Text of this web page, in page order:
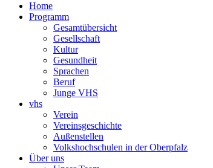
Home
Programm
Gesamtübersicht
Gesellschaft
Kultur
Gesundheit
Sprachen
Beruf
Junge VHS
vhs
Verein
Vereinsgeschichte
Außenstellen
Volkshochschulen in der Oberpfalz
Über uns